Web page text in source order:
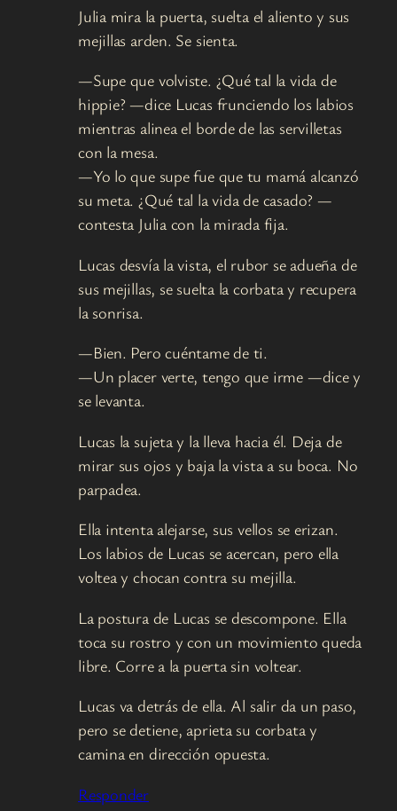
Julia mira la puerta, suelta el aliento y sus
mejillas arden. Se sienta.
—Supe que volviste. ¿Qué tal la vida de
hippie? —dice Lucas frunciendo los labios
mientras alinea el borde de las servilletas
con la mesa.
—Yo lo que supe fue que tu mamá alcanzó
su meta. ¿Qué tal la vida de casado? —
contesta Julia con la mirada fija.
Lucas desvía la vista, el rubor se adueña de
sus mejillas, se suelta la corbata y recupera
la sonrisa.
—Bien. Pero cuéntame de ti.
—Un placer verte, tengo que irme —dice y
se levanta.
Lucas la sujeta y la lleva hacia él. Deja de
mirar sus ojos y baja la vista a su boca. No
parpadea.
Ella intenta alejarse, sus vellos se erizan.
Los labios de Lucas se acercan, pero ella
voltea y chocan contra su mejilla.
La postura de Lucas se descompone. Ella
toca su rostro y con un movimiento queda
libre. Corre a la puerta sin voltear.
Lucas va detrás de ella. Al salir da un paso,
pero se detiene, aprieta su corbata y
camina en dirección opuesta.
Responder